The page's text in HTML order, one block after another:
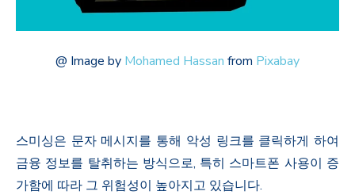
@ Image by Mohamed Hassan from Pixabay
스미싱은 문자 메시지를 통해 악성 링크를 클릭하게 하여
금융 정보를 탈취하는 방식으로, 특히 스마트폰 사용이 증
가함에 따라 그 위험성이 높아지고 있습니다.